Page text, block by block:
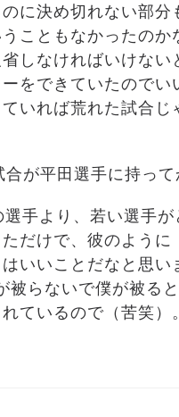
に決め切れない部
こともなかったの
しなければいけな
をできていたので
いれば荒れた試合
が平田選手に持っ
手より、若い選手
だけで、彼のよう
いいことだなと思
らないで僕が被る
ているので（苦笑）。